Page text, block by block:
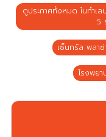
ดูประกาศทั้งหมด ในทำเ
5
เซ็นทรัล พลา
โรงพยา